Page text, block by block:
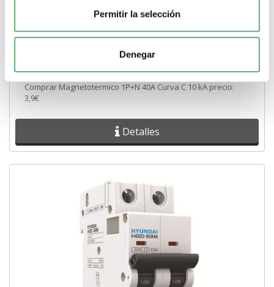
Permitir la selección
Denegar
Magnetotermico 1P+N 40A Curva C Precio 4,719€.
5,66€4,72€
Comprar Magnetotermico 1P+N 40A Curva C 10 kA precio:
3,9€
Detalles